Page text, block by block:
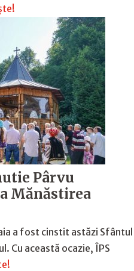
Pârvu
Mănăstirea
a fost cinstit astăzi Sfântul
Cu această ocazie, ÎPS